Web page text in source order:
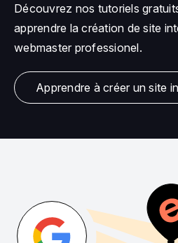
Découvrez nos tutoriels
apprendre la création de site
webmaster professionel.
Apprendre à créer un site